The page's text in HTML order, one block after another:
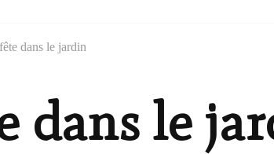
fête dans le jardin
dans le